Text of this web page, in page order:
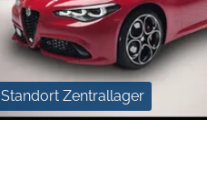
Standort Zentrallager